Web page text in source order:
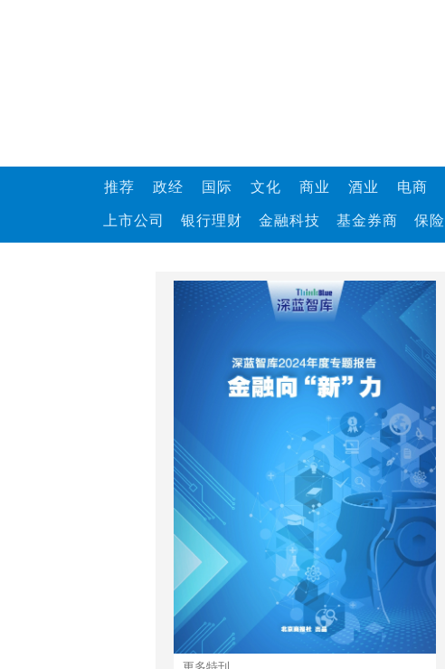
推荐 政经 国际 文化 商业 酒业 电商
上市公司 银行理财 金融科技 基金券商 保险